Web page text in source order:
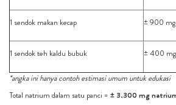
1 sendok makan kecap ± 900 mg
1 sendok teh kaldu bubuk ± 400 mg
*angka ini hanya contoh estimasi umum untuk edukasi
Total natrium dalam satu panci = ± 3.300 mg